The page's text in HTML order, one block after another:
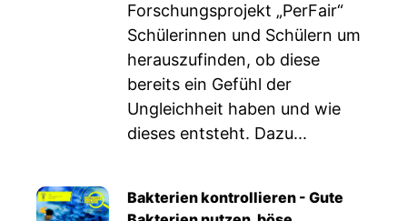
Forschungsprojekt „PerFair“
Schülerinnen und Schülern um
herauszufinden, ob diese
bereits ein Gefühl der
Ungleichheit haben und wie
dieses entsteht. Dazu...
Bakterien kontrollieren - Gute